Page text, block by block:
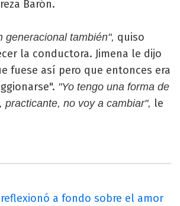
Barón.
generacional también", quiso
la conductora. Jimena le dijo
fuese así pero que entonces era
"Yo tengo una forma de
practicante, no voy a cambiar", le
reflexionó a fondo sobre el amor